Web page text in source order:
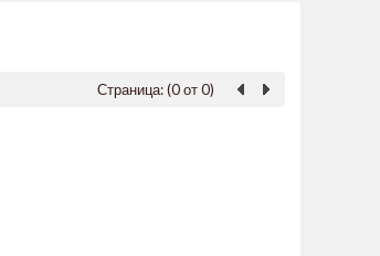
Страница: (0 от 0)